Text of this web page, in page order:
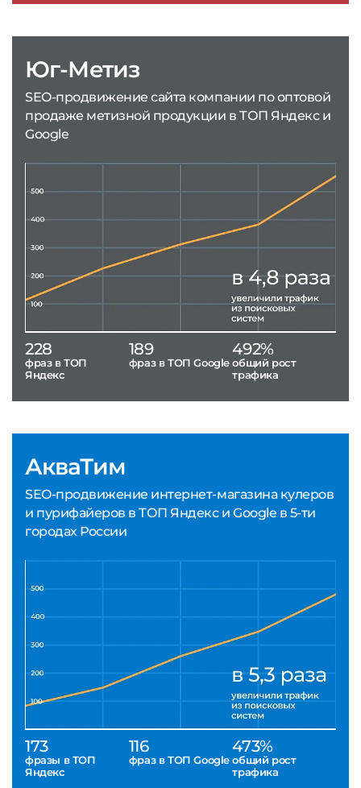
АкваТим
SEO-продвижение интернет-магазина кулеров
и пурифайеров в ТОП Яндекс и Google в 5-ти
городах России
173
фразы в ТОП
Яндекс
116
фраз в ТОП Google
473%
общий рост
трафика
Юг-Метиз
SEO-продвижение сайта компании по оптовой
продаже метизной продукции в ТОП Яндекс и
Google
228
фраз в ТОП
Яндекс
189
фраз в ТОП Google
492%
общий рост
трафика